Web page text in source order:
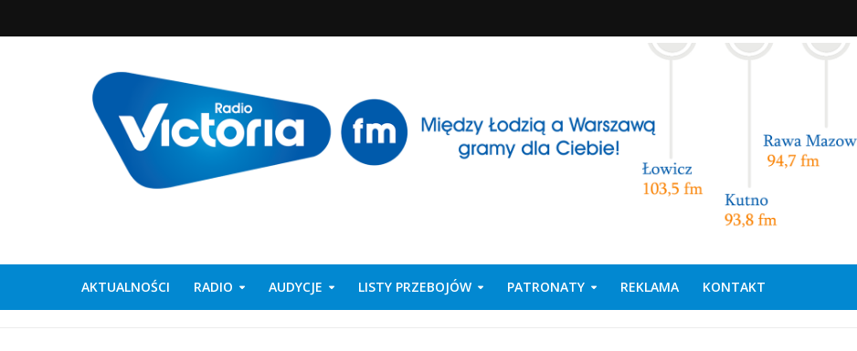
AKTUALNOŚCI RADIO AUDYCJE LISTY PRZEBOJÓW PATRONATY REKLAMA KONTAKT